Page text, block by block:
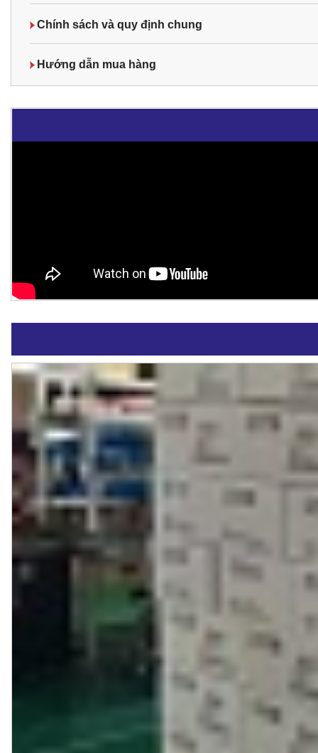
Chính sách và quy định chung
Hướng dẫn mua hàng